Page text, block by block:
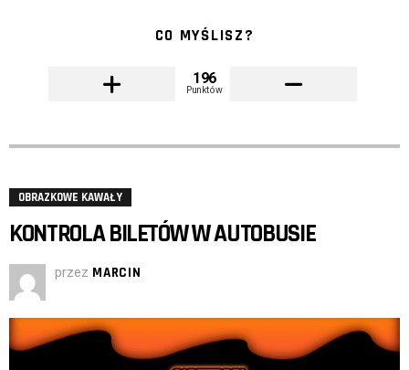
CO MYŚLISZ?
196
Punktów
OBRAZKOWE KAWAŁY
KONTROLA BILETÓW W AUTOBUSIE
przez MARCIN